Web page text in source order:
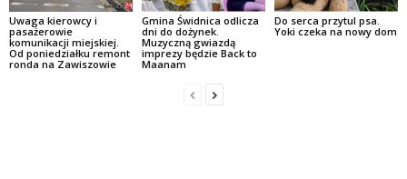
Uwaga kierowcy i
pasażerowie
komunikacji miejskiej.
Od poniedziałku remont
ronda na Zawiszowie
Gmina Świdnica odlicza
dni do dożynek.
Muzyczną gwiazdą
imprezy będzie Back to
Maanam
Do serca przytul psa.
Yoki czeka na nowy dom